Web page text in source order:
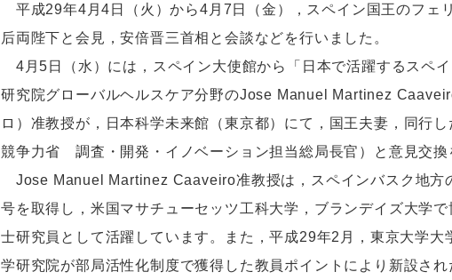
平成29年4月4日（火）から4月7日（金），スペイン国王のフェ
后両陛下と会見，安倍晋三首相と会談などを行いました。
4月5日（水）には，スペイン大使館から「日本で活躍するスペ
研究院グローバルヘルスケア分野のJose Manuel Martinez
ロ）准教授が，日本科学未来館（東京都）にて，国王夫妻，同行
競争力省 調査・開発・イノベーション担当総局長官）と意見交換
Jose Manuel Martinez Caaveiro准教授は，スペインバスク地方
号を取得し，米国マサチューセッツ工科大学，ブランデイズ大学
士研究員として活躍しています。また，平成29年2月，東京大学
学研究院が部局活性化制度で獲得した教員ポイントにより新設さ